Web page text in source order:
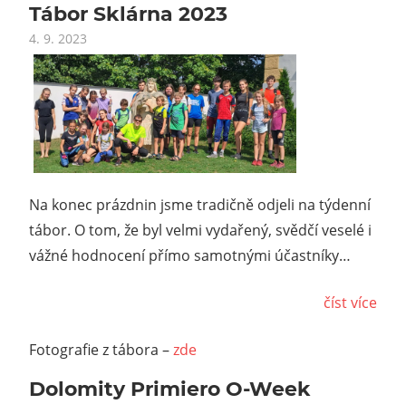
Tábor Sklárna 2023
4. 9. 2023
Na konec prázdnin jsme tradičně odjeli na týdenní
tábor. O tom, že byl velmi vydařený, svědčí veselé i
vážné hodnocení přímo samotnými účastníky…
číst více
Fotografie z tábora –zde
Dolomity Primiero O-Week